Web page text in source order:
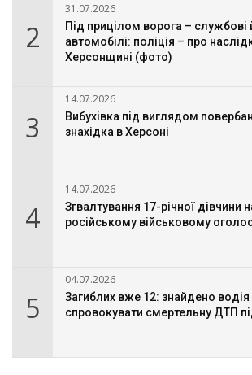
2
31.07.2026
Під прицілом ворога – службові
автомобілі: поліція – про
Херсонщині (фото)
3
14.07.2026
Вибухівка під виглядом
знахідка в Херсоні
4
14.07.2026
Згвалтування 17-річної дівчини
російському військовому
5
04.07.2026
Загиблих вже 12: знайдено водія
спровокувати смертельну ДТП